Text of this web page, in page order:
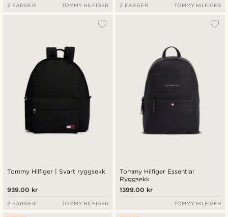
2 FARGER TOMMY HILFIGER 2 FARGER TOMMY HILFIGER
Tommy Hilfiger | Svart ryggsekk
939.00 kr
2 FARGER TOMMY HILFIGER
Tommy Hilfiger Essential
Ryggsekk
1399.00 kr
TOMMY HILFIGER